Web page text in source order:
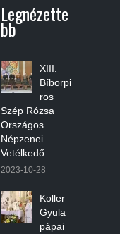
Legnézette
Bb
XIII.
Bíborpi
ros
Szép Rózsa
Országos
Népzenei
Vetélkedő
2023-10-28
Koller
Gyula
pápai